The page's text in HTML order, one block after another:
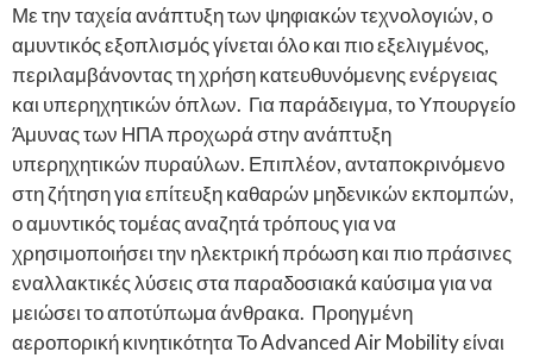
Με την ταχεία ανάπτυξη των ψηφιακών τεχνολογιών, ο
αμυντικός εξοπλισμός γίνεται όλο και πιο εξελιγμένος,
περιλαμβάνοντας τη χρήση κατευθυνόμενης ενέργειας
και υπερηχητικών όπλων. Για παράδειγμα, το Υπουργείο
Άμυνας των ΗΠΑ προχωρά στην ανάπτυξη
υπερηχητικών πυραύλων. Επιπλέον, ανταποκρινόμενο
στη ζήτηση για επίτευξη καθαρών μηδενικών εκπομπών,
ο αμυντικός τομέας αναζητά τρόπους για να
χρησιμοποιήσει την ηλεκτρική πρόωση και πιο πράσινες
εναλλακτικές λύσεις στα παραδοσιακά καύσιμα για να
μειώσει το αποτύπωμα άνθρακα. Προηγμένη
αεροπορική κινητικότητα Το Advanced Air Mobility είναι